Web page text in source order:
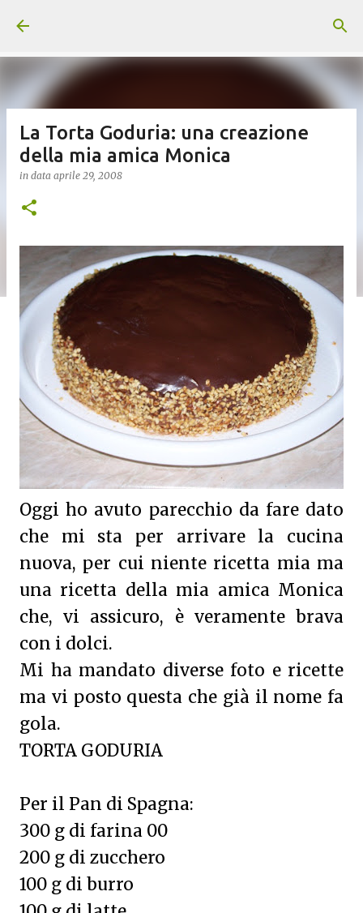
La Torta Goduria: una creazione
della mia amica Monica
in data aprile 29, 2008
Oggi ho avuto parecchio da fare dato
che mi sta per arrivare la cucina
nuova, per cui niente ricetta mia ma
una ricetta della mia amica Monica
che, vi assicuro, è veramente brava
con i dolci.
Mi ha mandato diverse foto e ricette
ma vi posto questa che già il nome fa
gola.
TORTA GODURIA
Per il Pan di Spagna:
300 g di farina 00
200 g di zucchero
100 g di burro